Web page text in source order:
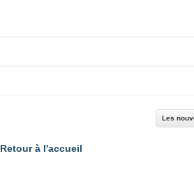
Les
Retour à l'accueil